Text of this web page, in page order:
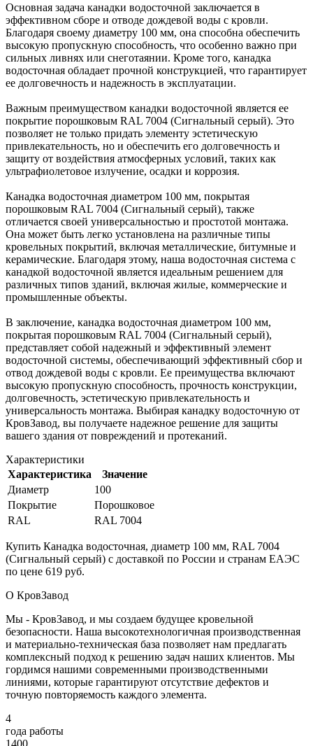
Основная задача канадки водосточной заключается в
эффективном сборе и отводе дождевой воды с кровли.
Благодаря своему диаметру 100 мм, она способна обеспечить
высокую пропускную способность, что особенно важно при
сильных ливнях или снеготаянии. Кроме того, канадка
водосточная обладает прочной конструкцией, что гарантирует
ее долговечность и надежность в эксплуатации.
Важным преимуществом канадки водосточной является ее
покрытие порошковым RAL 7004 (Сигнальный серый). Это
позволяет не только придать элементу эстетическую
привлекательность, но и обеспечить его долговечность и
защиту от воздействия атмосферных условий, таких как
ультрафиолетовое излучение, осадки и коррозия.
Канадка водосточная диаметром 100 мм, покрытая
порошковым RAL 7004 (Сигнальный серый), также
отличается своей универсальностью и простотой монтажа.
Она может быть легко установлена на различные типы
кровельных покрытий, включая металлические, битумные и
керамические. Благодаря этому, наша водосточная система с
канадкой водосточной является идеальным решением для
различных типов зданий, включая жилые, коммерческие и
промышленные объекты.
В заключение, канадка водосточная диаметром 100 мм,
покрытая порошковым RAL 7004 (Сигнальный серый),
представляет собой надежный и эффективный элемент
водосточной системы, обеспечивающий эффективный сбор и
отвод дождевой воды с кровли. Ее преимущества включают
высокую пропускную способность, прочность конструкции,
долговечность, эстетическую привлекательность и
универсальность монтажа. Выбирая канадку водосточную от
КровЗавод, вы получаете надежное решение для защиты
вашего здания от повреждений и протеканий.
Характеристики
Характеристика
Значение
Диаметр
100
Покрытие
Порошковое
RAL
RAL 7004
Купить Канадка водосточная, диаметр 100 мм, RAL 7004
(Сигнальный серый) с доставкой по России и странам ЕАЭС
по цене 619 руб.
О КровЗавод
Мы - КровЗавод, и мы создаем будущее кровельной
безопасности. Наша высокотехнологичная производственная
и материально-техническая база позволяет нам предлагать
комплексный подход к решению задач наших клиентов. Мы
гордимся нашими современными производственными
линиями, которые гарантируют отсутствие дефектов и
точную повторяемость каждого элемента.
4
года работы
1400